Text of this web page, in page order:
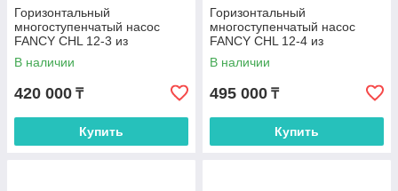
Горизонтальный
многоступенчатый насос
FANCY CHL 12-3 из
нержавеющей стали
В наличии
420 000 ₸
Купить
Горизонтальный
многоступенчатый насос
FANCY CHL 12-4 из
нержавеющей стали
В наличии
495 000 ₸
Купить